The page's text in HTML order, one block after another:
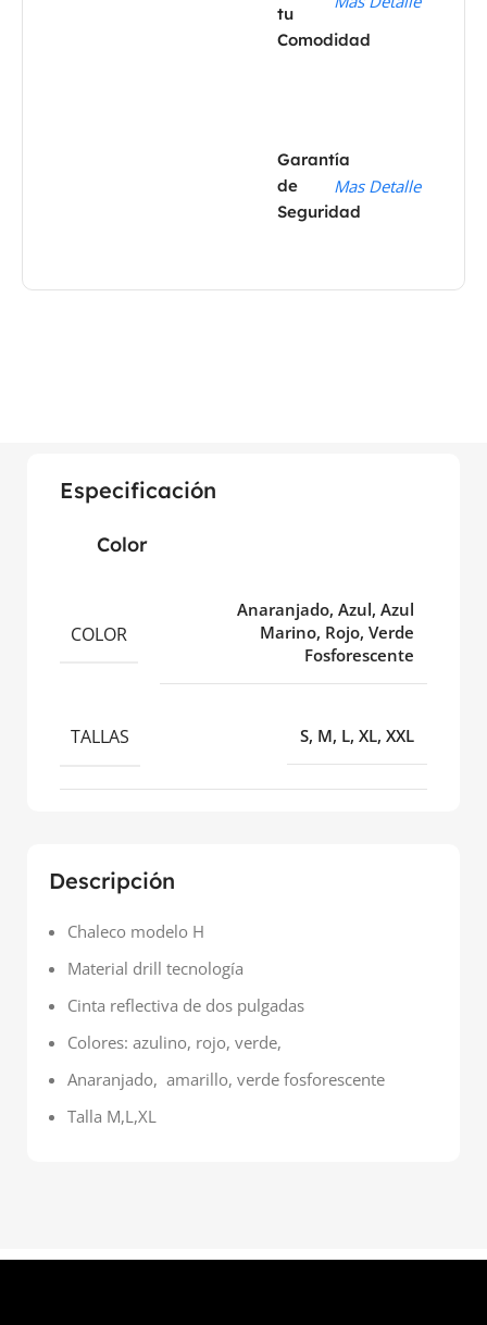
tu
Comodidad
Garantía
de
Seguridad
Mas Detalle
Descripción
Chaleco modelo H
Material drill tecnología
Cinta reflectiva de dos pulgadas
Colores: azulino, rojo, verde,
Anaranjado, amarillo, verde fosforescente
Talla M,L,XL
Especificación
Color
COLOR
Anaranjado, Azul, Azul
Marino, Rojo, Verde
Fosforescente
TALLAS S, M, L, XL, XXL